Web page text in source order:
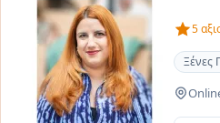
5
Ξένες